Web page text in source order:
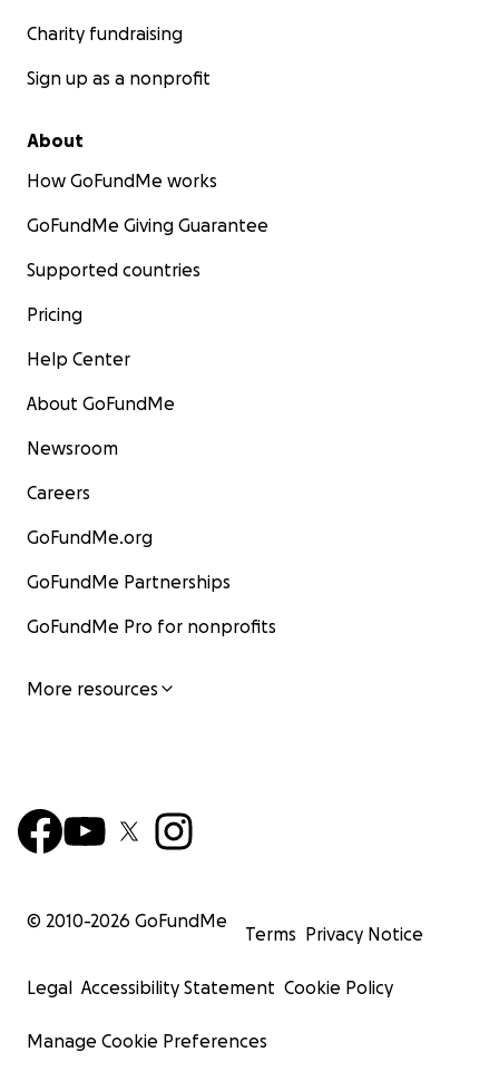
Charity fundraising
Sign up as a nonprofit
About
How GoFundMe works
GoFundMe Giving Guarantee
Supported countries
Pricing
Help Center
About GoFundMe
Newsroom
Careers
GoFundMe.org
GoFundMe Partnerships
GoFundMe Pro for nonprofits
More resources
© 2010-2026 GoFundMe
Terms Privacy Notice
Legal Accessibility Statement Cookie Policy
Manage Cookie Preferences